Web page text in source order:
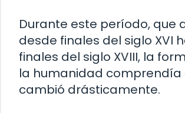
Durante este período, que
desde finales del siglo XVI
finales del siglo XVIII, la
la humanidad comprendía
cambió drásticamente.